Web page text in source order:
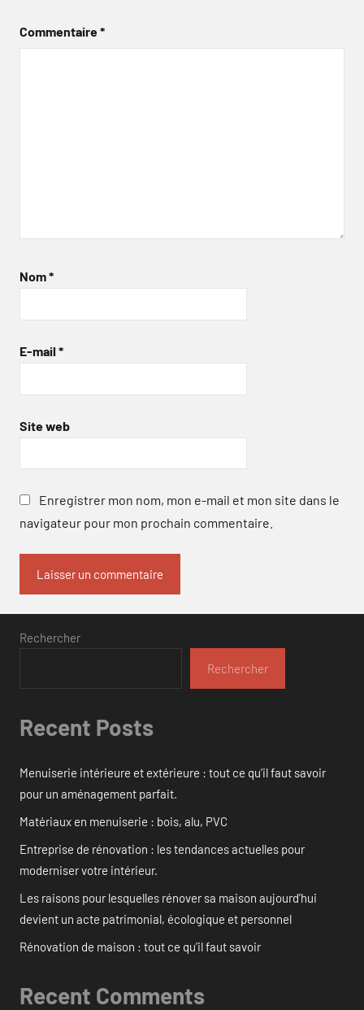
Commentaire*
Nom*
E-mail *
Site web
Enregistrer mon nom, mon e-mail et mon site dans le
navigateur pour mon prochain commentaire.
Rechercher
Rechercher
Recent Posts
Menuiserie intérieure et extérieure : tout ce qu’il faut savoir
pour un aménagement parfait.
Matériaux en menuiserie : bois, alu, PVC
Entreprise de rénovation : les tendances actuelles pour
moderniser votre intérieur.
Les raisons pour lesquelles rénover sa maison aujourd’hui
devient un acte patrimonial, écologique et personnel
Rénovation de maison : tout ce qu’il faut savoir
Recent Comments